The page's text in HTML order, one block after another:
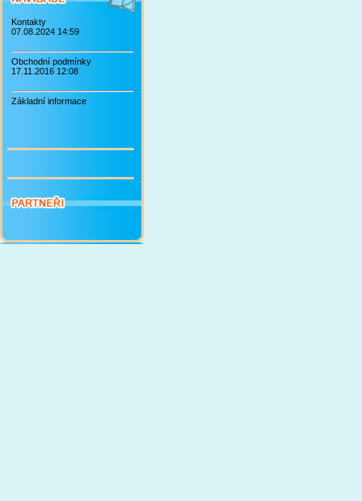
Kontakty
07.08.2024 14:59
Obchodní podmínky
17.11.2016 12:08
Základní informace